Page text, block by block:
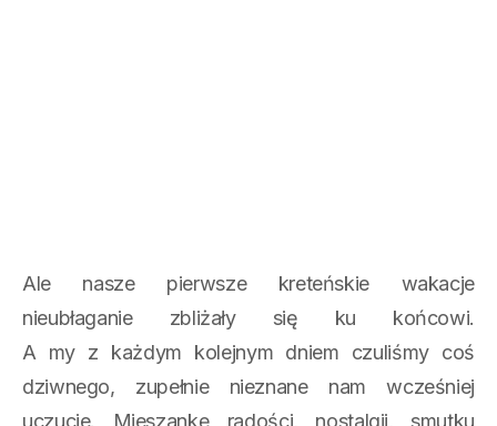
Ale nasze pierwsze kreteńskie wakacje
nieubłaganie zbliżały się ku końcowi.
A my z każdym kolejnym dniem czuliśmy coś
dziwnego, zupełnie nieznane nam wcześniej
uczucie. Mieszankę radości, nostalgii, smutku